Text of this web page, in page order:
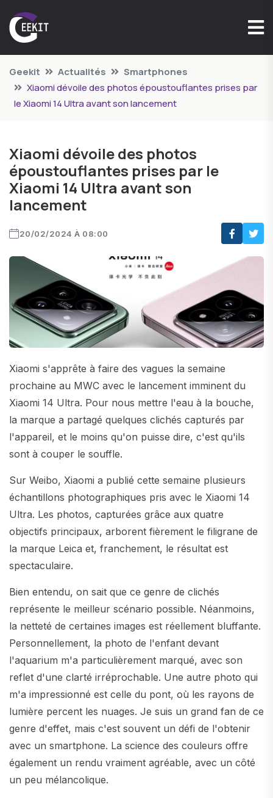
Geekit Actualités
Smartphones
Xiaomi dévoile des photos époustouflantes prises par
le Xiaomi 14 Ultra avant son lancement
Xiaomi dévoile des photos
époustouflantes prises par le
Xiaomi 14 Ultra avant son
lancement
20/02/2024 À 08:00
Xiaomi s'apprête à faire des vagues la semaine
prochaine au MWC avec le lancement imminent du
Xiaomi 14 Ultra. Pour nous mettre l'eau à la bouche,
la marque a partagé quelques clichés capturés par
l'appareil, et le moins qu'on puisse dire, c'est qu'ils
sont à couper le souffle.
Sur Weibo, Xiaomi a publié cette semaine plusieurs
échantillons photographiques pris avec le Xiaomi 14
Ultra. Les photos, capturées grâce aux quatre
objectifs principaux, arborent fièrement le filigrane de
la marque Leica et, franchement, le résultat est
spectaculaire.
Bien entendu, on sait que ce genre de clichés
représente le meilleur scénario possible. Néanmoins,
la netteté de certaines images est réellement bluffante.
Personnellement, la photo de l'enfant devant
l'aquarium m'a particulièrement marqué, avec son
reflet d'une clarté irréprochable. Une autre photo qui
m'a impressionné est celle du pont, où les rayons de
lumière percent les nuages. Je suis un grand fan de ce
genre d'effet, mais c'est souvent un défi de l'obtenir
avec un smartphone. La science des couleurs offre
également un rendu vraiment agréable, avec un côté
un peu mélancolique.